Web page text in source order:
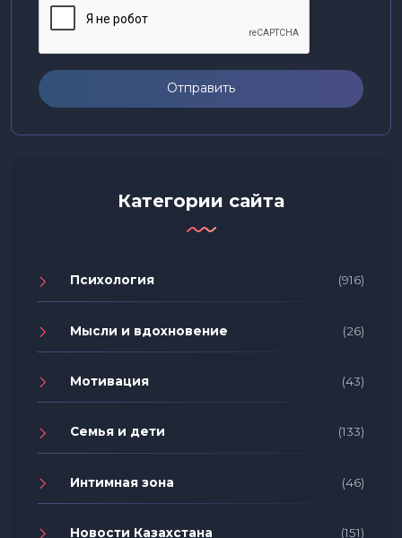
Отправить
Категории сайта
Психология (916)
Мысли и вдохновение (26)
Мотивация (43)
Семья и дети (133)
Интимная зона (46)
Новости Казахстана (151)